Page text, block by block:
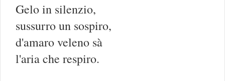
Gelo in silenzio,
sussurro un sospiro,
d'amaro veleno sà
l'aria che respiro.